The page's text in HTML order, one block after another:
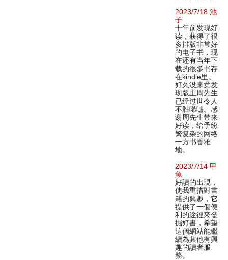
2023/7/18 池
子
十年前发现好
读，获得了很
多排版非常好
的电子书，现
在还有当年下
载的很多书存
在kindle里。
好久没来竟发
现版主周先生
已经过世令人
不胜唏嘘。感
谢周先生带来
好读，给予纷
繁复杂的网络
一方书香雅
地。
2023/7/14 甲
魚
好讀的出現，
使我重措對書
籍的興趣，它
提供了一個便
利的途徑來發
掘好書，希望
這個網站能繼
續為其他有興
趣的讀者服
務。